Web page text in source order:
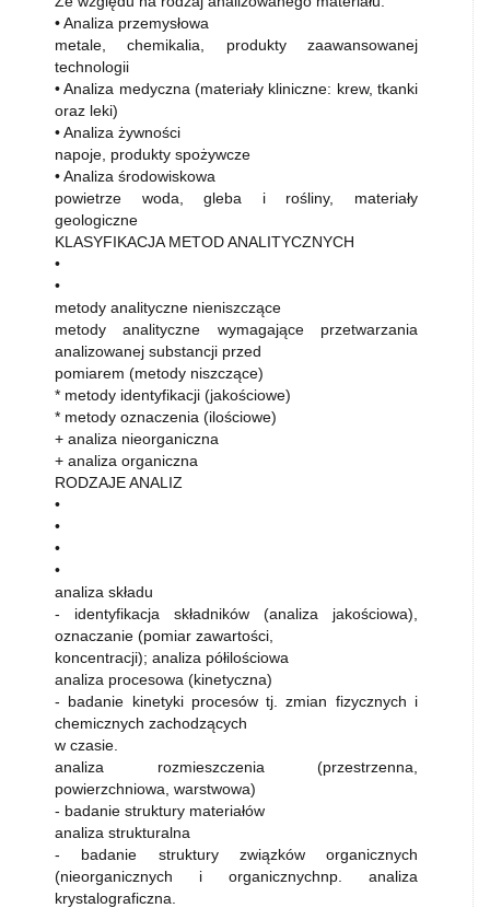
• Analiza przemysłowa
metale, chemikalia, produkty zaawansowanej
technologii
• Analiza medyczna (materiały kliniczne: krew, tkanki
oraz leki)
• Analiza żywności
napoje, produkty spożywcze
• Analiza środowiskowa
powietrze woda, gleba i rośliny, materiały
geologiczne
KLASYFIKACJA METOD ANALITYCZNYCH
•
•
metody analityczne nieniszczące
metody analityczne wymagające przetwarzania
analizowanej substancji przed
pomiarem (metody niszczące)
* metody identyfikacji (jakościowe)
* metody oznaczenia (ilościowe)
+ analiza nieorganiczna
+ analiza organiczna
RODZAJE ANALIZ
•
•
•
•
analiza składu
- identyfikacja składników (analiza jakościowa),
oznaczanie (pomiar zawartości,
koncentracji); analiza półilościowa
analiza procesowa (kinetyczna)
- badanie kinetyki procesów tj. zmian fizycznych i
chemicznych zachodzących
w czasie.
analiza rozmieszczenia (przestrzenna,
powierzchniowa, warstwowa)
- badanie struktury materiałów
analiza strukturalna
- badanie struktury związków organicznych
(nieorganicznych i organicznychnp. analiza
krystalograficzna.